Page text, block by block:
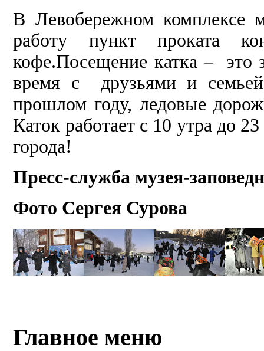
В Левобережном комплексе
работу пункт проката
кофе.Посещение катка – это
время с друзьями и
прошлом году, ледовые
Каток работает с 10 утра до
города!
Пресс-служба музея-
Фото Сергея Сурова
Главное меню